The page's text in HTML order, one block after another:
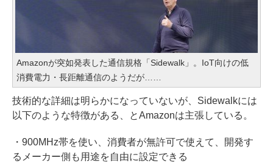
Amazonが突如発表した通信規格「Sidewalk」。IoT向けの低
消費電力・長距離通信のようだが……
技術的な詳細は明らかになっていないが、Sidewalkには
以下のような特徴がある、とAmazonは主張している。
・900MHz帯を使い、消費者が無許可で使えて、開発す
るメーカー側も用途を自由に設定できる